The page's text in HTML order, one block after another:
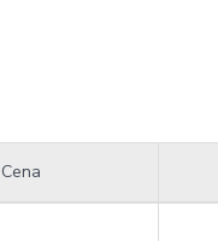
Cena